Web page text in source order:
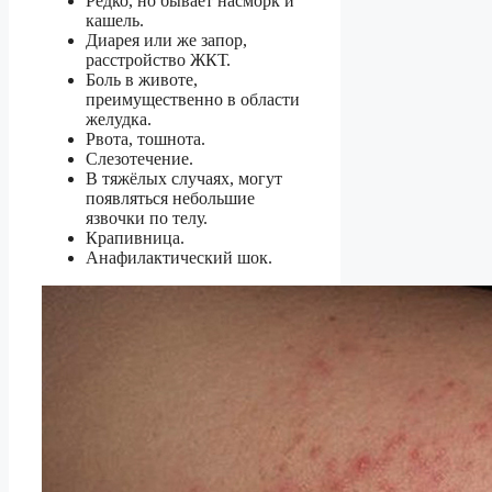
кашель.
Диарея или же запор,
расстройство ЖКТ.
Боль в животе,
преимущественно в области
желудка.
Рвота, тошнота.
Слезотечение.
В тяжёлых случаях, могут
появляться небольшие
язвочки по телу.
Крапивница.
Анафилактический шок.